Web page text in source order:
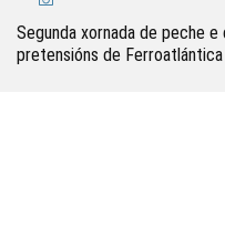
Segunda xornada de peche
pretensións de Ferroatlántica